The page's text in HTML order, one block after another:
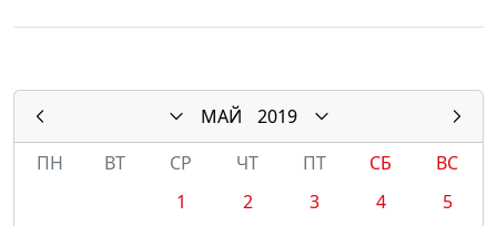
МАЙ
2019
ПН
ВТ СР ЧТ ПТ СБ
ВС
1
2 3 4
5